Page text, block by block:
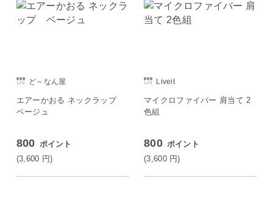
ど～なん屋
エアーかおる ネックラップ
ベージュ
800 ポイント
(3,600 円)
Liveit
マイクロファイバー 肩当て 2
色組
800 ポイント
(3,600 円)